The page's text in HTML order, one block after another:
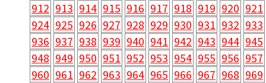
912 913 914 915 916 917 918 919 920 921
924 925 926 927 928 929 930 931 932 933
936 937 938 939 940 941 942 943 944 945
948 949 950 951 952 953 954 955 956 957
960 961 962 963 964 965 966 967 968 969